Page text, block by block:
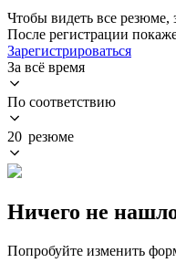
Чтобы видеть все резюме,
После регистрации
Зарегистрироваться
За всё время
По соответствию
20 резюме
Ничего не
Попробуйте изменить